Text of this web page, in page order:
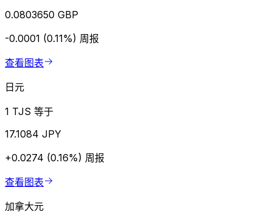
0.0803650 GBP
-0.0001 (0.11%) 周报
查看图表
日元
1 TJS 等于
17.1084 JPY
+0.0274 (0.16%) 周报
查看图表
加拿大元